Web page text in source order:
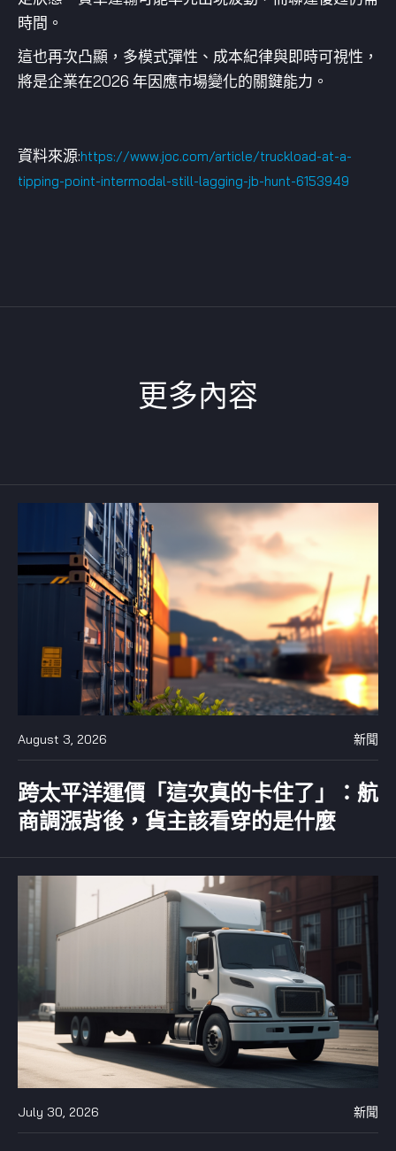
時間。
這也再次凸顯，多模式彈性、成本紀律與即時可視性，
將是企業在2026 年因應市場變化的關鍵能力。
資料來源:https://www.joc.com/article/truckload-at-a-
tipping-point-intermodal-still-lagging-jb-hunt-6153949
更多內容
August 3, 2026 新聞
跨太平洋運價「這次真的卡住了」：航
商調漲背後，貨主該看穿的是什麼
July 30, 2026 新聞